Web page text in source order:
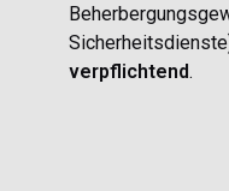
verpflichtend.